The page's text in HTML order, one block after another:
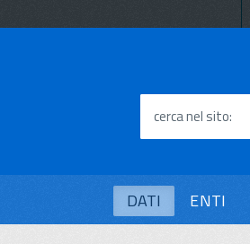
cerca nel sito
DATI ENTI